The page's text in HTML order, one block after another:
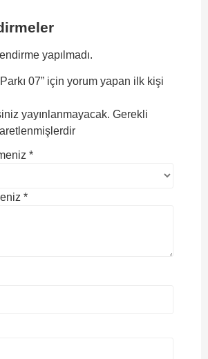
yapılmadı.
07” için yorum yapan ilk kişi
yayınlanmayacak. Gerekli
*
*